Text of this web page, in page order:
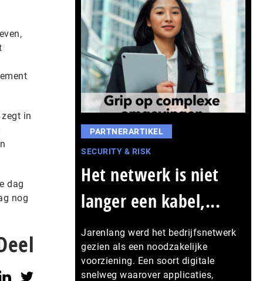
in
dag
nog
PARTNERARTIKEL
SECURITY & RISK
Het netwerk is niet
langer een kabel,...
Jarenlang werd het bedrijfsnetwerk
gezien als een noodzakelijke
voorziening. Een soort digitale
snelweg waarover applicaties,